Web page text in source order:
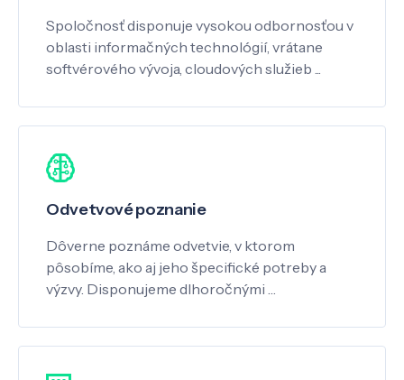
Spoločnosť disponuje vysokou odbornosťou v
oblasti informačných technológií, vrátane
softvérového vývoja, cloudových služieb ...
Odvetvové poznanie
Dôverne poznáme odvetvie, v ktorom
pôsobíme, ako aj jeho špecifické potreby a
výzvy. Disponujeme dlhoročnými …